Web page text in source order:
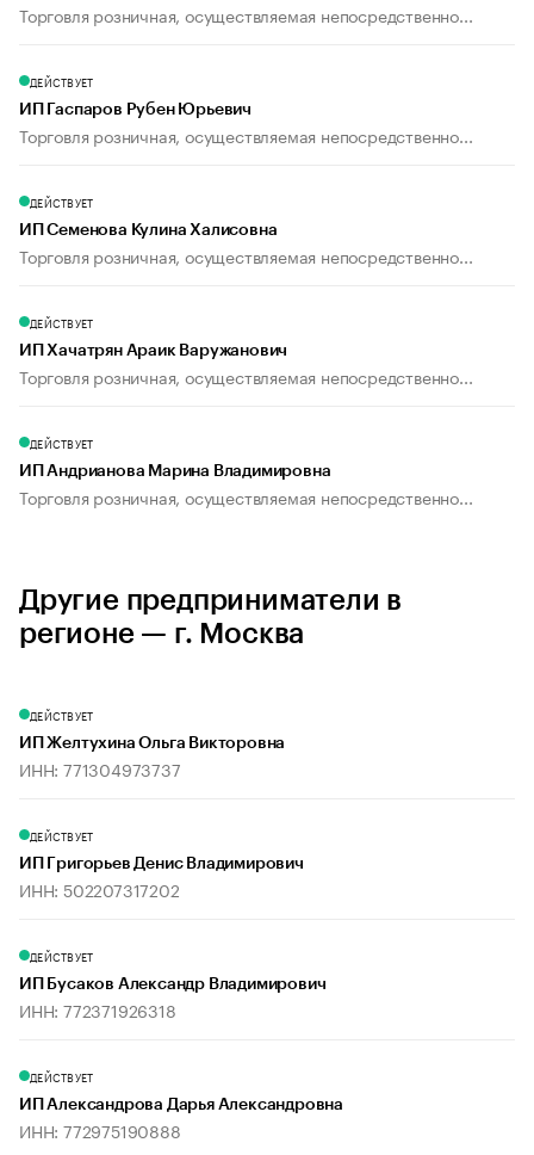
Торговля розничная, осуществляемая непосредственно...
ДЕЙСТВУЕТ
ИП Гаспаров Рубен Юрьевич
Торговля розничная, осуществляемая непосредственно...
ДЕЙСТВУЕТ
ИП Семенова Кулина Халисовна
Торговля розничная, осуществляемая непосредственно...
ДЕЙСТВУЕТ
ИП Хачатрян Араик Варужанович
Торговля розничная, осуществляемая непосредственно...
ДЕЙСТВУЕТ
ИП Андрианова Марина Владимировна
Торговля розничная, осуществляемая непосредственно...
Другие предприниматели в
регионе — г. Москва
ДЕЙСТВУЕТ
ИП Желтухина Ольга Викторовна
ИНН: 771304973737
ДЕЙСТВУЕТ
ИП Григорьев Денис Владимирович
ИНН: 502207317202
ДЕЙСТВУЕТ
ИП Бусаков Александр Владимирович
ИНН: 772371926318
ДЕЙСТВУЕТ
ИП Александрова Дарья Александровна
ИНН: 772975190888